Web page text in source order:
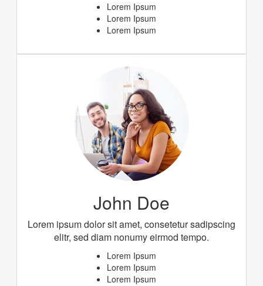
Lorem Ipsum
Lorem Ipsum
Lorem Ipsum
John Doe
Lorem ipsum dolor sit amet, consetetur sadipscing
elitr, sed diam nonumy eirmod tempo.
Lorem Ipsum
Lorem Ipsum
Lorem Ipsum